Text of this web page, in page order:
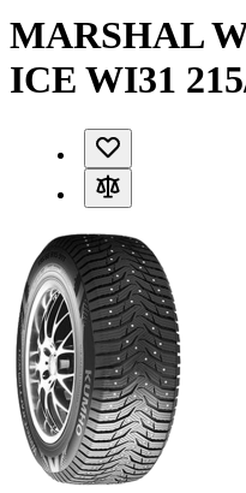
MARSHAL
ICE WI31